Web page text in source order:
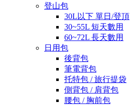
登山包
30L以下 單日/登頂
30~55L 短天數用
60~72L 長天數用
日用包
後背包
筆電背包
托特包 / 旅行提袋
側背包 / 肩背包
腰包 / 胸前包